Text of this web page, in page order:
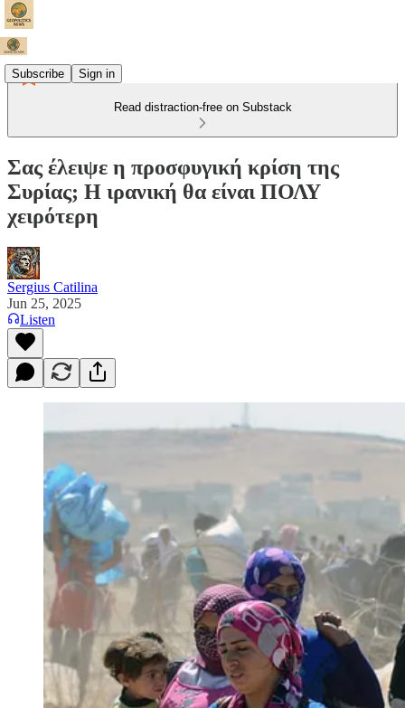
Subscribe Sign in
Read distraction-free on Substack
Σας έλειψε η προσφυγική κρίση της
Συρίας; Η ιρανική θα είναι ΠΟΛΥ
χειρότερη
Sergius Catilina
Jun 25, 2025
Listen